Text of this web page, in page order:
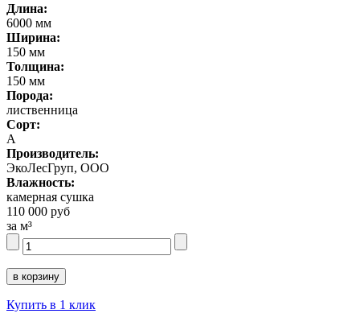
Длина:
6000 мм
Ширина:
150 мм
Толщина:
150 мм
Порода:
лиственница
Сорт:
А
Производитель:
ЭкоЛесГруп, ООО
Влажность:
камерная сушка
110 000 руб
за м³
Купить в 1 клик